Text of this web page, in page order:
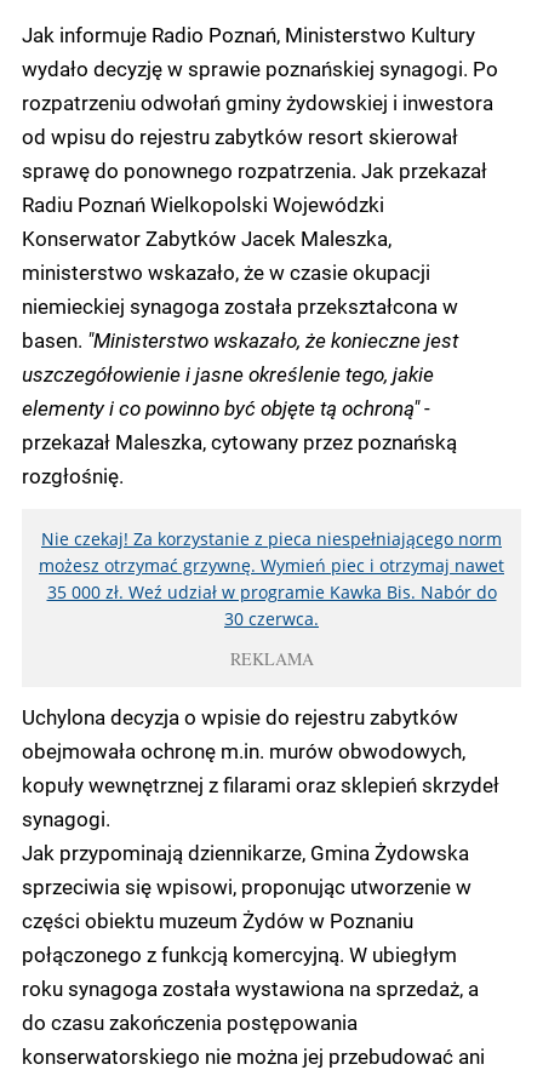
Jak informuje Radio Poznań, Ministerstwo Kultury
wydało decyzję w sprawie poznańskiej synagogi. Po
rozpatrzeniu odwołań gminy żydowskiej i inwestora
od wpisu do rejestru zabytków resort skierował
sprawę do ponownego rozpatrzenia. Jak przekazał
Radiu Poznań Wielkopolski Wojewódzki
Konserwator Zabytków Jacek Maleszka,
ministerstwo wskazało, że w czasie okupacji
niemieckiej synagoga została przekształcona w
basen. "Ministerstwo wskazało, że konieczne jest
uszczegółowienie i jasne określenie tego, jakie
elementy i co powinno być objęte tą ochroną"-
przekazał Maleszka, cytowany przez poznańską
rozgłośnię.
Nie czekaj! Za korzystanie z pieca niespełniającego norm
możesz otrzymać grzywnę. Wymień piec i otrzymaj nawet
35 000 zł. Weź udział w programie Kawka Bis. Nabór do
30 czerwca.
REKLAMA
Uchylona decyzja o wpisie do rejestru zabytków
obejmowała ochronę m.in. murów obwodowych,
kopuły wewnętrznej z filarami oraz sklepień skrzydeł
synagogi.
Jak przypominają dziennikarze, Gmina Żydowska
sprzeciwia się wpisowi, proponując utworzenie w
części obiektu muzeum Żydów w Poznaniu
połączonego z funkcją komercyjną. W ubiegłym
roku synagoga została wystawiona na sprzedaż, a
do czasu zakończenia postępowania
konserwatorskiego nie można jej przebudować ani